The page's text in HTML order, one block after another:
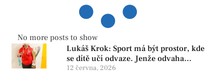
No more posts to show
Lukáš Krok: Sport má být prostor, kde
se dítě učí odvaze. Jenže odvaha
neroste tam, kde se bojí udělat chybu.
12 června, 2026